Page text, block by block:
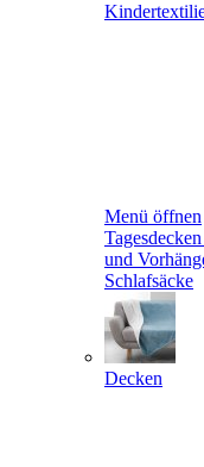
Menü öffnen
und
Schlafsäcke
Decken